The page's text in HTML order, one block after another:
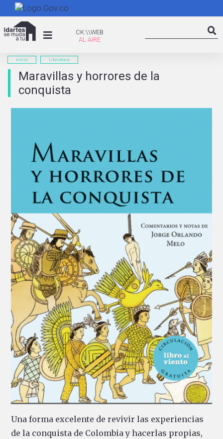
al
CK:\WEB
CK:\\WEB
inicio Literatura
Maravillas y horrores de la
conquista
Una forma excelente de revivir las experiencias
de la conquista de Colombia y hacerlas propias,